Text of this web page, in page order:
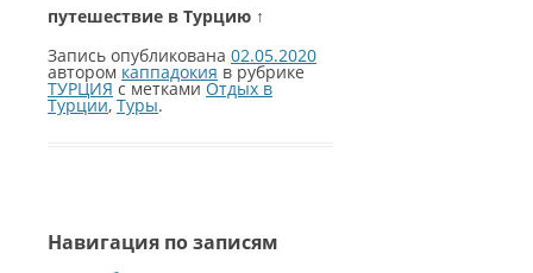
путешествие в Турцию ↑
Запись опубликована 02.05.2020
автором каппадокия в рубрике
ТУРЦИЯ с меткамиОтдых в
Турции,Туры.
Навигация по записям